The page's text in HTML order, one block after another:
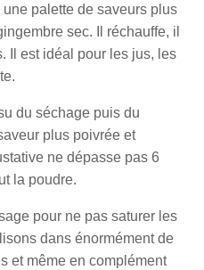
palette de saveurs plus
sec. Il réchauffe, il
Il est idéal pour les jus, les
du séchage puis du
plus poivrée et
ne dépasse pas 6
la poudre.
pour ne pas saturer les
dans énormément de
et même en complément